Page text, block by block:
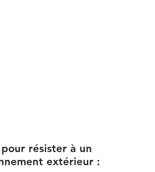
pour résister à un
extérieur :